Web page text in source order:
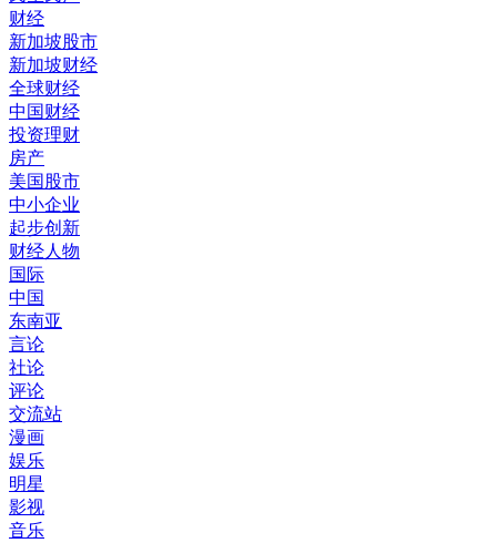
财经
新加坡股市
新加坡财经
全球财经
中国财经
投资理财
房产
美国股市
中小企业
起步创新
财经人物
国际
中国
东南亚
言论
社论
评论
交流站
漫画
娱乐
明星
影视
音乐